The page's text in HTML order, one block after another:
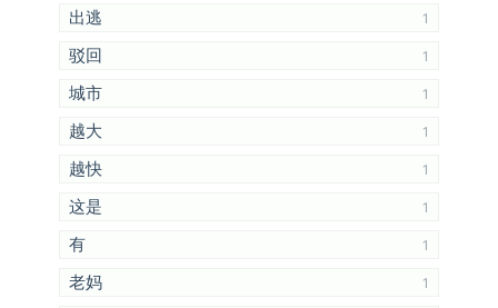
出逃 1
驳回 1
城市 1
越大 1
越快 1
这是 1
有 1
老妈 1